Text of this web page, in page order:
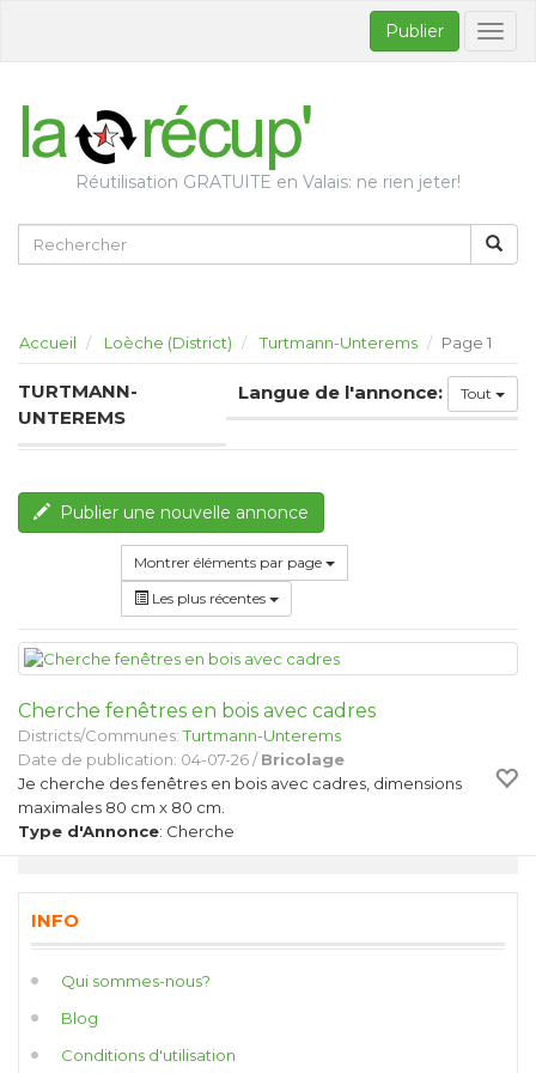
Publier
Réutilisation GRATUITE en Valais: ne rien jeter!
Accueil Loèche (District) Turtmann-Unterems Page 1
TURTMANN-
UNTEREMS
Langue de l'annonce: Tout
Publier une nouvelle annonce
Montrer éléments par page
Les plus récentes
Cherche fenêtres en bois avec cadres
Districts/Communes:Turtmann-Unterems
Date de publication: 04-07-26 /Bricolage
Je cherche des fenêtres en bois avec cadres, dimensions
maximales 80 cm x 80 cm.
Type d'Annonce: Cherche
INFO
Qui sommes-nous?
Blog
Conditions d'utilisation